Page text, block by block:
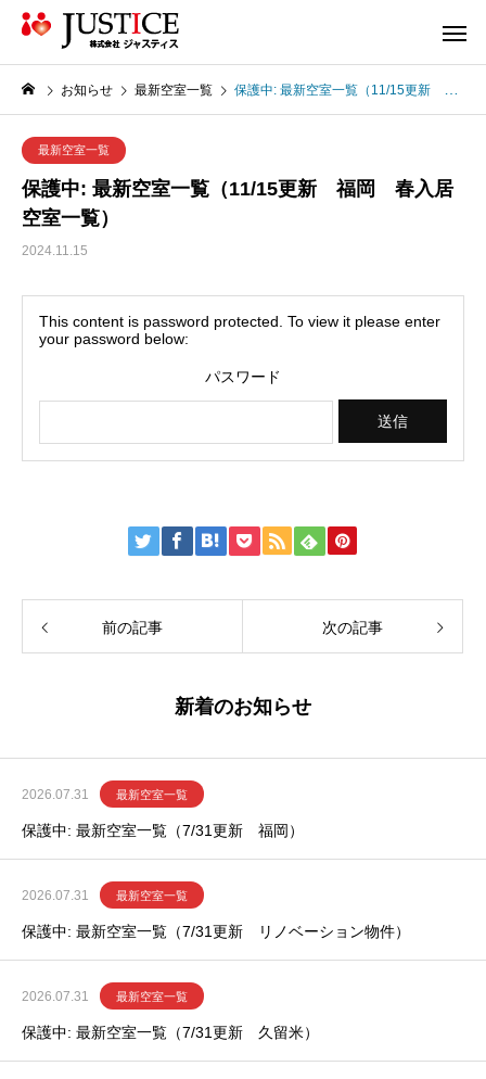
お知らせ 最新空室一覧 保護中: 最新空室一覧（11/15更新 福岡 春入居空室一覧）
最新空室一覧
保護中: 最新空室一覧（11/15更新 福岡 春入居
空室一覧）
2024.11.15
This content is password protected. To view it please enter
your password below:
パスワード
前の記事 次の記事
新着のお知らせ
2026.07.31 最新空室一覧
保護中: 最新空室一覧（7/31更新 福岡）
2026.07.31 最新空室一覧
保護中: 最新空室一覧（7/31更新 リノベーション物件）
2026.07.31 最新空室一覧
保護中: 最新空室一覧（7/31更新 久留米）